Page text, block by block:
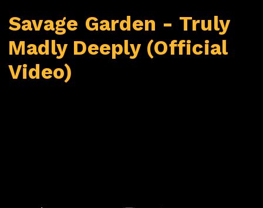
Savage Garden - Truly
Madly Deeply (Official
Video)